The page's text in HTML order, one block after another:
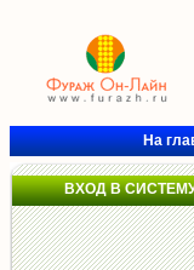
На
ВХОД В